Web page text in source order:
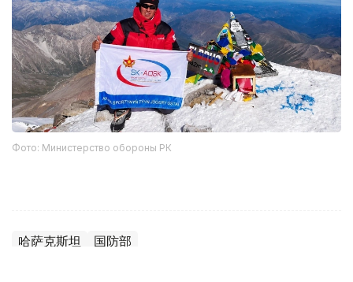
Фото: Министерство обороны РК
哈萨克斯坦 国防部